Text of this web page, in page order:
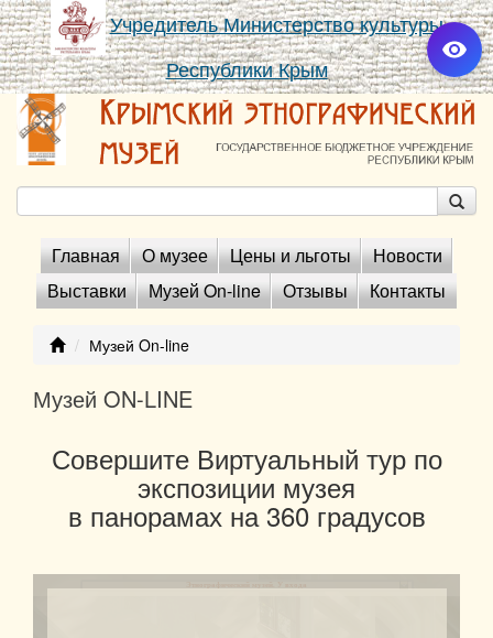
Учредитель Министерство культуры
Республики Крым
Главная О музее Цены и льготы
Новости
Выставки
Музей On-line Отзывы Контакты
Музей On-line
Музей ON-LINE
Совершите Виртуальный тур по
экспозиции музея
​в панорамах на 360 градусов